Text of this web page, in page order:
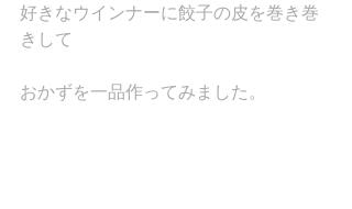
好きなウインナーに餃子の皮を巻き巻
きして
おかずを一品作ってみました。